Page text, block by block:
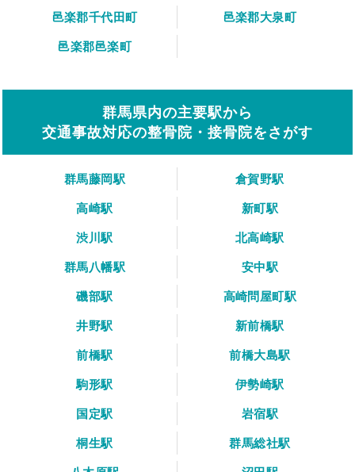
邑楽郡千代田町
邑楽郡大泉町
邑楽郡邑楽町
群馬県内の主要駅から
交通事故対応の整骨院・接骨院をさがす
群馬藤岡駅
倉賀野駅
高崎駅
新町駅
渋川駅
北高崎駅
群馬八幡駅
安中駅
磯部駅
高崎問屋町駅
井野駅
新前橋駅
前橋駅
前橋大島駅
駒形駅
伊勢崎駅
国定駅
岩宿駅
桐生駅
群馬総社駅